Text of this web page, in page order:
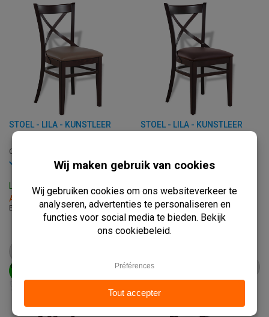
STOEL - LILA - KUNSTLEER
C-LILA-TAUPE
Op voorraad
Levertijd: 3 - 7 Werkdagen
Afhalen binnen 2 uur
B: 43 x D: 52 x H: 84 cm
79,95
STOEL - LILA - KUNSTLEER
Tijdelijk uitverkocht
B: 43 x D: 52 x H: 84 cm
vanaf